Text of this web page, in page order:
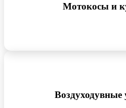
Мотокосы и
Воздуходувные